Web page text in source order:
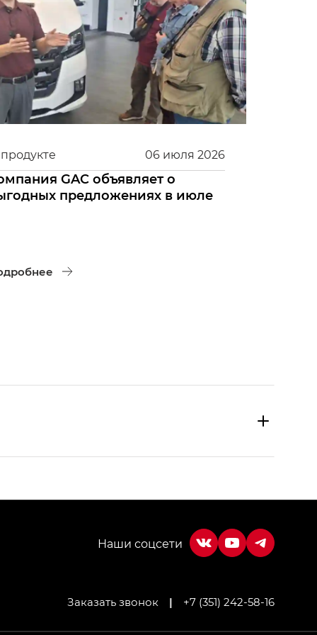
06 июля 2026
GAC объявляет о
предложениях в июле
Заказать звонок | +7 (351) 242-58-16